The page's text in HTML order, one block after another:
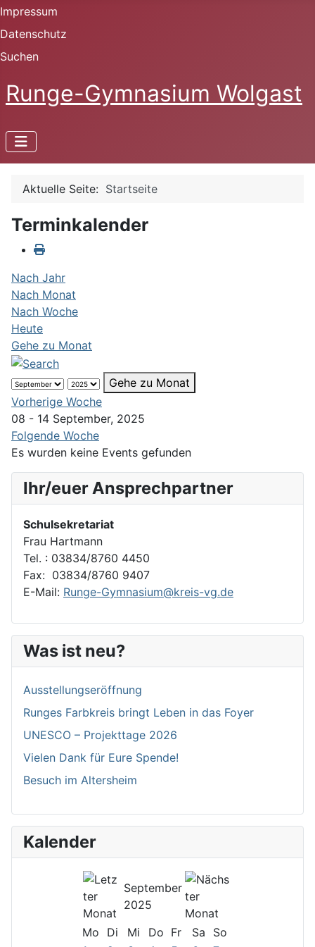
Impressum
Datenschutz
Suchen
Runge-Gymnasium Wolgast
Aktuelle Seite: Startseite
Terminkalender
Nach Jahr
Nach Monat
Nach Woche
Heute
Gehe zu Monat
Gehe zu Monat
Vorherige Woche
08 - 14 September, 2025
Folgende Woche
Es wurden keine Events gefunden
Ihr/euer Ansprechpartner
Schulsekretariat
Frau Hartmann
Tel. : 03834/8760 4450
Fax: 03834/8760 9407
E-Mail: Runge-Gymnasium@kreis-vg.de
Was ist neu?
Ausstellungseröffnung
Runges Farbkreis bringt Leben in das Foyer
UNESCO – Projekttage 2026
Vielen Dank für Eure Spende!
Besuch im Altersheim
Kalender
September
2025
Mo
Di Mi Do Fr Sa
So